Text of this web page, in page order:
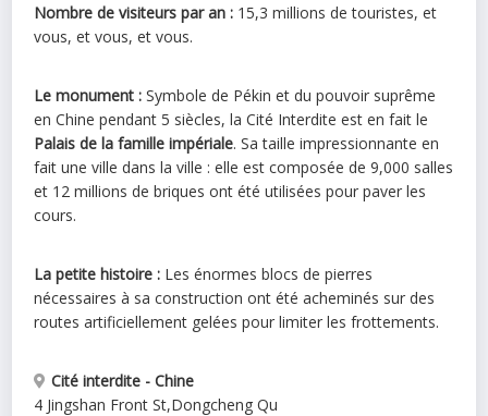
Nombre de visiteurs par an : 15,3 millions de touristes, et
vous, et vous, et vous.
Le monument : Symbole de Pékin et du pouvoir suprême
en Chine pendant 5 siècles, la Cité Interdite est en fait le
Palais de la famille impériale. Sa taille impressionnante en
fait une ville dans la ville : elle est composée de 9,000 salles
et 12 millions de briques ont été utilisées pour paver les
cours.
La petite histoire : Les énormes blocs de pierres
nécessaires à sa construction ont été acheminés sur des
routes artificiellement gelées pour limiter les frottements.
Cité interdite - Chine
4 Jingshan Front St,Dongcheng Qu